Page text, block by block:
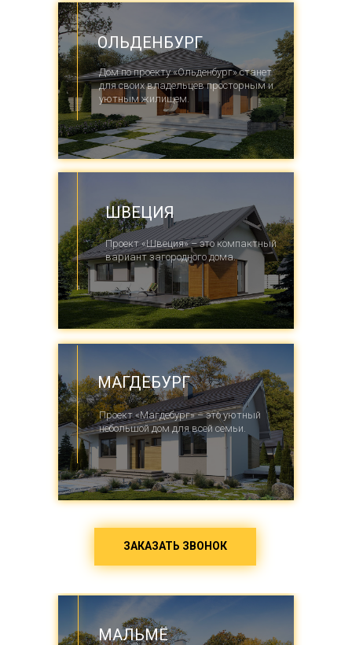
ЗАКАЗАТЬ ЗВОНОК
Дом по проекту «Ольденбург» станет
для своих владельцев просторным и
уютным жилищем.
ОЛЬДЕНБУРГ
Проект «Швеция» – это компактный
вариант загородного дома.
ШВЕЦИЯ
Проект «Магдебург» – это уютный
небольшой дом для всей семьи.
МАГДЕБУРГ
МАЛЬМЁ